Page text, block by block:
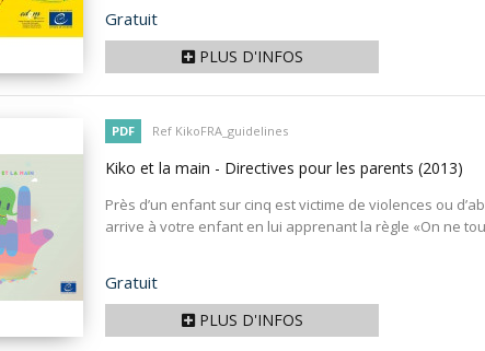
Prix
Gratuit
PLUS D'INFOS
PDF Ref KikoFRA_guidelines
Kiko et la main - Directives pour les parents (2013)
Près d’un enfant sur cinq est victime de violences ou
arrive à votre enfant en lui apprenant la règle «On ne
Prix
Gratuit
PLUS D'INFOS